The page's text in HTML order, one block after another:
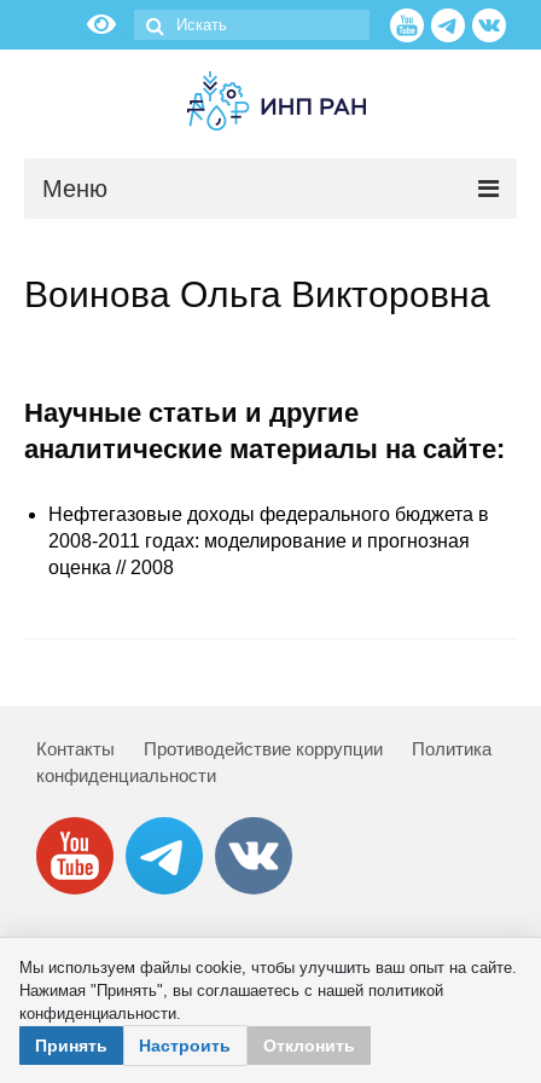
Меню
Научные подразделения
Сотрудники
Публикации
Научная жизнь
Издания
О журнале
Номера журналов
Воинова Ольга Викторовна
Научные статьи и другие
аналитические материалы на сайте:
Нефтегазовые доходы федерального бюджета в
2008-2011 годах: моделирование и прогнозная
оценка // 2008
Контакты Противодействие коррупции
Политика
конфиденциальности
Мы используем файлы cookie, чтобы улучшить ваш опыт на сайте.
Нажимая "Принять", вы соглашаетесь с нашей политикой
конфиденциальности.
Принять Настроить Отклонить